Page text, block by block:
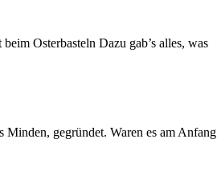
Osterbasteln Dazu gab’s alles, was
gegründet. Waren es am Anfang